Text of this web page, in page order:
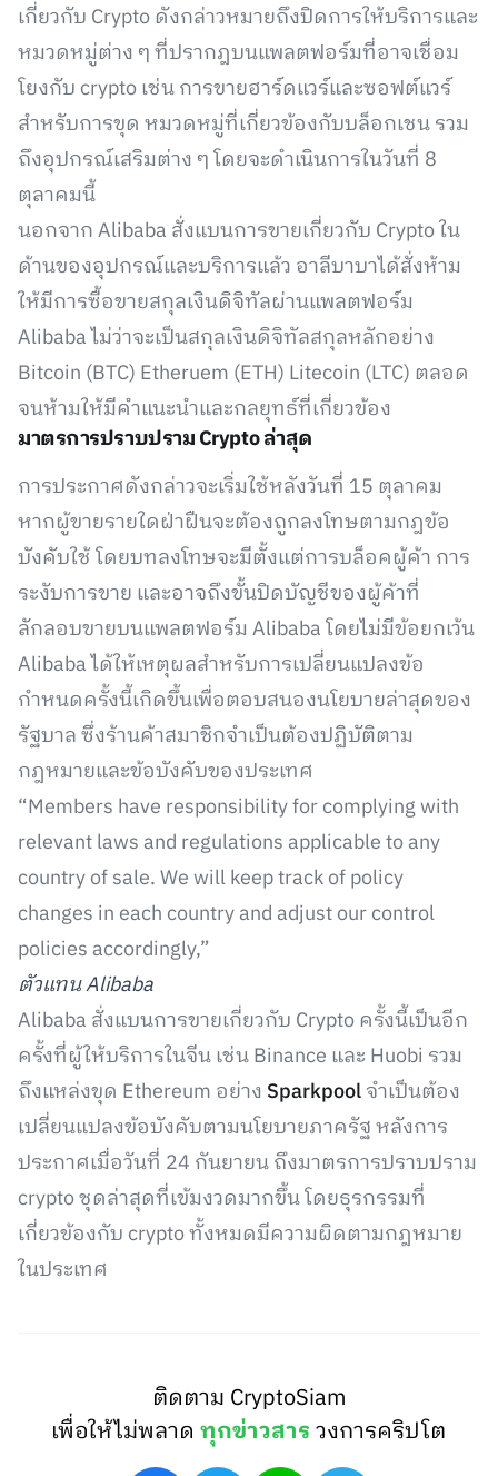
เกี่ยวกับ Crypto ดังกล่าวหมายถึงปิดการให้บริการและ
หมวดหมู่ต่าง ๆ ที่ปรากฎบนแพลตฟอร์มที่อาจเชื่อม
โยงกับ crypto เช่น การขายฮาร์ดแวร์และซอฟต์แวร์
สำหรับการขุด หมวดหมู่ที่เกี่ยวข้องกับบล็อกเชน รวม
ถึงอุปกรณ์เสริมต่าง ๆ โดยจะดำเนินการในวันที่ 8
ตุลาคมนี้
นอกจาก Alibaba สั่งแบนการขายเกี่ยวกับ Crypto ใน
ด้านของอุปกรณ์และบริการแล้ว อาลีบาบาได้สั่งห้าม
ให้มีการซื้อขายสกุลเงินดิจิทัลผ่านแพลตฟอร์ม
Alibaba ไม่ว่าจะเป็นสกุลเงินดิจิทัลสกุลหลักอย่าง
Bitcoin (BTC) Etheruem (ETH) Litecoin (LTC) ตลอด
จนห้ามให้มีคำแนะนำและกลยุทธ์ที่เกี่ยวข้อง
มาตรการปราบปราม Crypto ล่าสุด
การประกาศดังกล่าวจะเริ่มใช้หลังวันที่ 15 ตุลาคม
หากผู้ขายรายใดฝ่าฝืนจะต้องถูกลงโทษตามกฎข้อ
บังคับใช้ โดยบทลงโทษจะมีตั้งแต่การบล็อคผู้ค้า การ
ระงับการขาย และอาจถึงขั้นปิดบัญชีของผู้ค้าที่
ลักลอบขายบนแพลตฟอร์ม Alibaba โดยไม่มีข้อยกเว้น
Alibaba ได้ให้เหตุผลสำหรับการเปลี่ยนแปลงข้อ
กำหนดครั้งนี้เกิดขึ้นเพื่อตอบสนองนโยบายล่าสุดของ
รัฐบาล ซึ่งร้านค้าสมาชิกจำเป็นต้องปฏิบัติตาม
กฎหมายและข้อบังคับของประเทศ
“Members have responsibility for complying with
relevant laws and regulations applicable to any
country of sale. We will keep track of policy
changes in each country and adjust our control
policies accordingly,”
ตัวแทน Alibaba
Alibaba สั่งแบนการขายเกี่ยวกับ Crypto ครั้งนี้เป็นอีก
ครั้งที่ผู้ให้บริการในจีน เช่น Binance และ Huobi รวม
ถึงแหล่งขุด Ethereum อย่าง Sparkpoolจำเป็นต้อง
เปลี่ยนแปลงข้อบังคับตามนโยบายภาครัฐ หลังการ
ประกาศเมื่อวันที่ 24 กันยายน ถึงมาตรการปราบปราม
crypto ชุดล่าสุดที่เข้มงวดมากขึ้น โดยธุรกรรมที่
เกี่ยวข้องกับ crypto ทั้งหมดมีความผิดตามกฎหมาย
ในประเทศ
ติดตาม CryptoSiam
เพื่อให้ไม่พลาดทุกข่าวสารวงการคริปโต